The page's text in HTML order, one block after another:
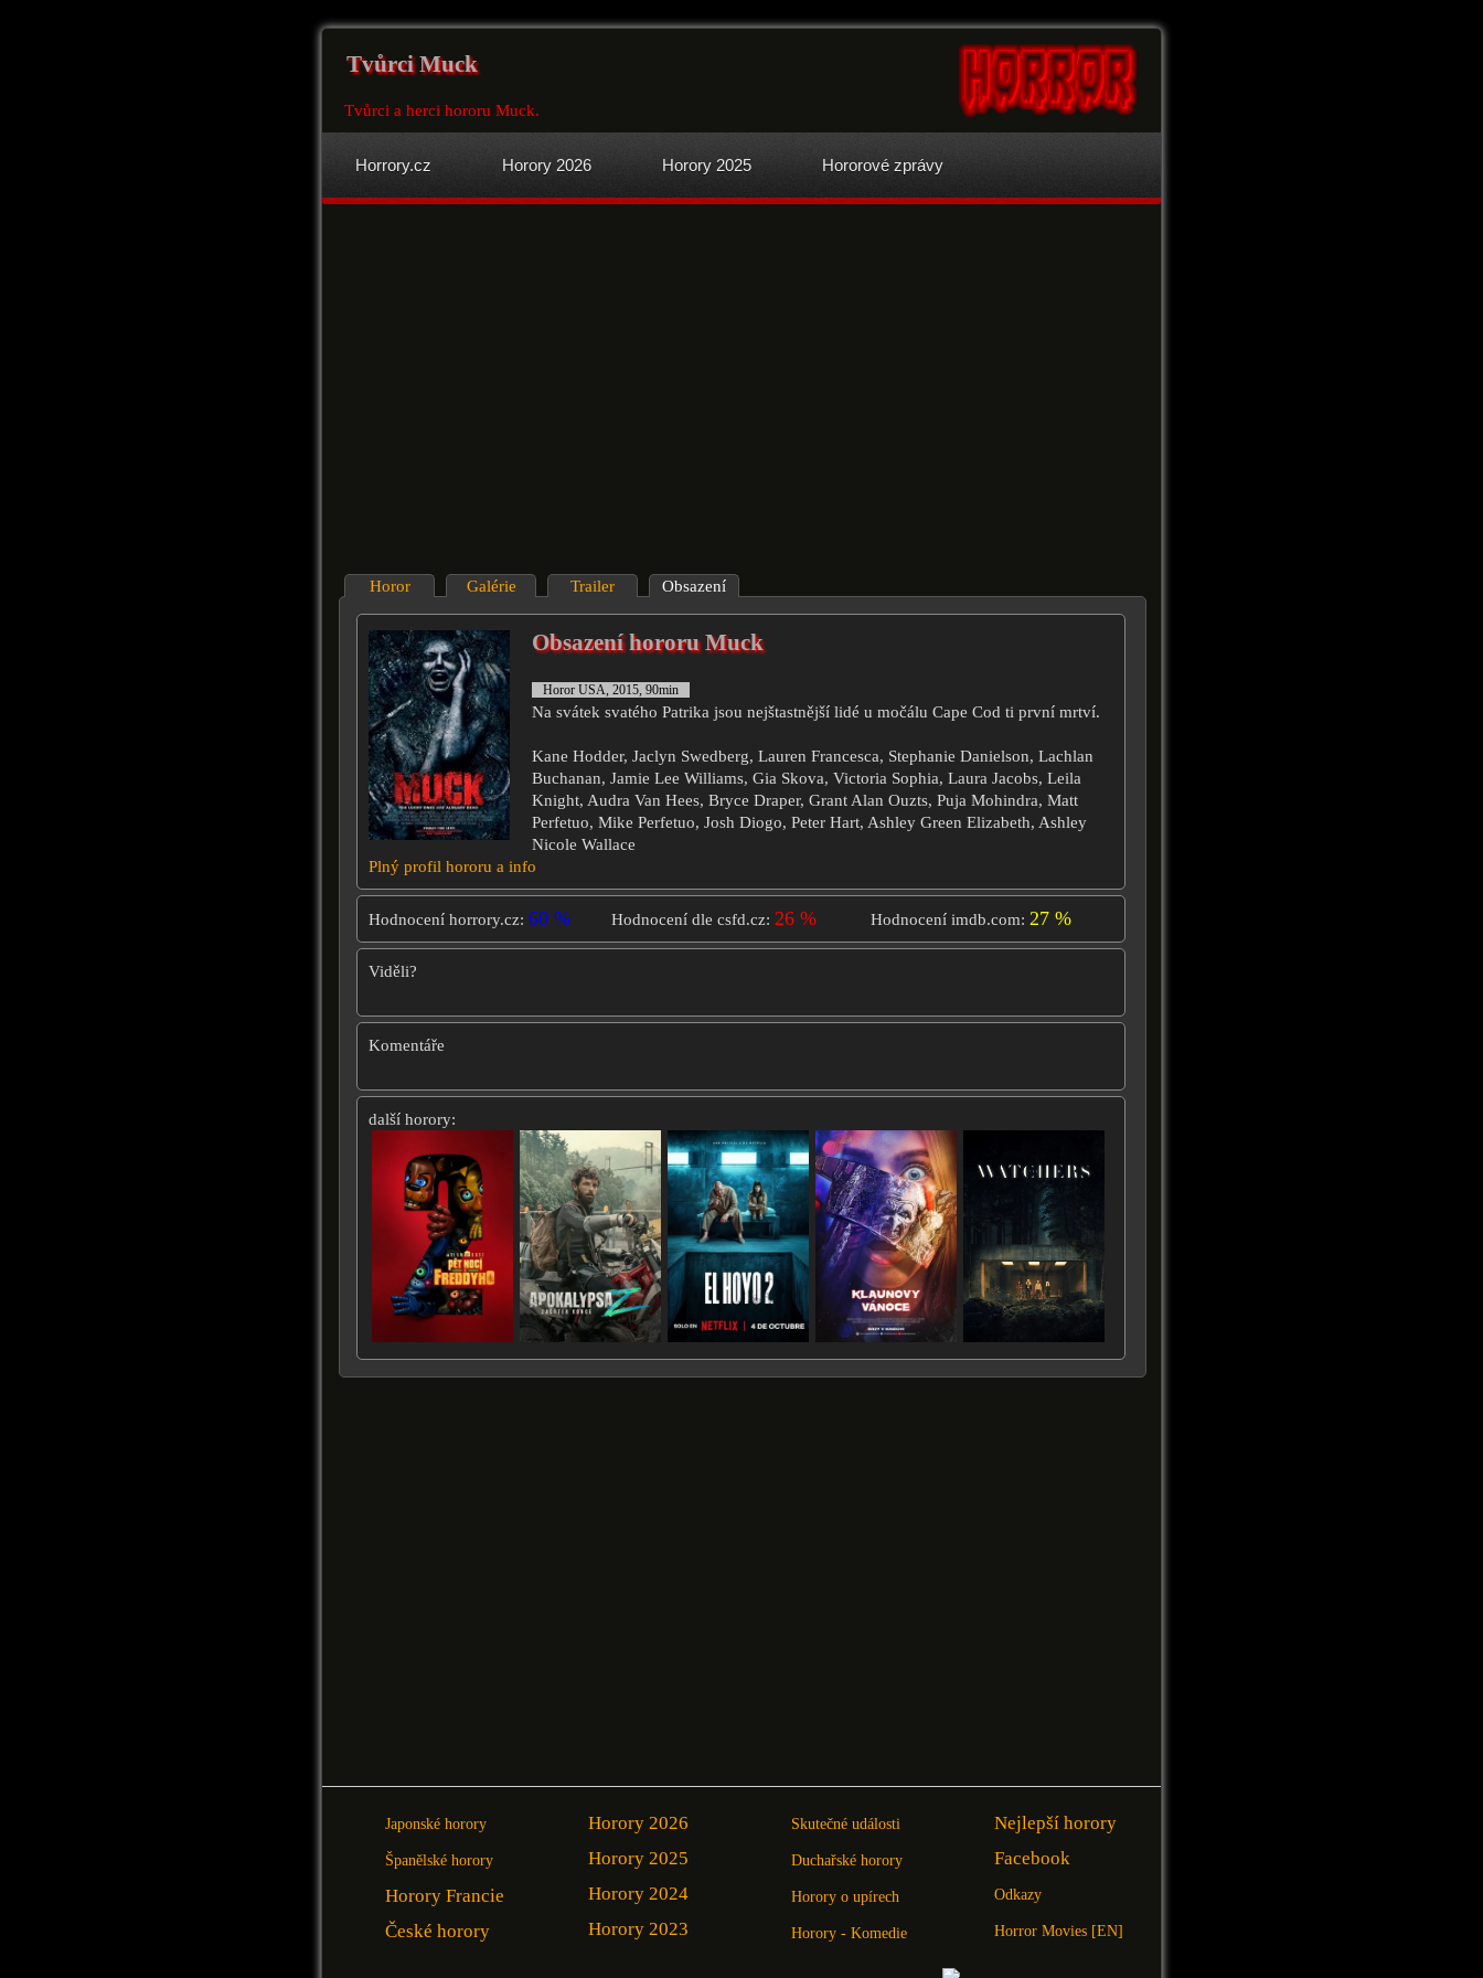
Tvůrci Muck
Tvůrci a herci hororu Muck.
Horrory.cz Horory 2026 Horory 2025 Hororové zprávy
Horor Galérie Trailer Obsazení
Obsazení hororu Muck
Horor USA, 2015, 90min
Na svátek svatého Patrika jsou nejštastnější lidé u močálu Cape Cod ti první mrtví.
Kane Hodder, Jaclyn Swedberg, Lauren Francesca, Stephanie Danielson, Lachlan
Buchanan, Jamie Lee Williams, Gia Skova, Victoria Sophia, Laura Jacobs, Leila
Knight, Audra Van Hees, Bryce Draper, Grant Alan Ouzts, Puja Mohindra, Matt
Perfetuo, Mike Perfetuo, Josh Diogo, Peter Hart, Ashley Green Elizabeth, Ashley
Nicole Wallace
Plný profil hororu a info
Hodnocení horrory.cz: 60 % Hodnocení dle csfd.cz: 26 % Hodnocení imdb.com: 27 %
Viděli?
Komentáře
další horory:
Japonské horory
Španělské horory
Horory Francie
České horory
Horory 2026
Horory 2025
Horory 2024
Horory 2023
Skutečné události
Duchařské horory
Horory o upírech
Horory - Komedie
Nejlepší horory
Facebook
Odkazy
Horror Movies [EN]